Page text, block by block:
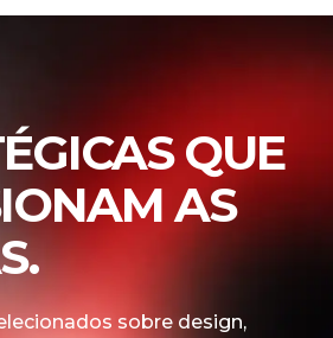
QUE
AS
sobre design,